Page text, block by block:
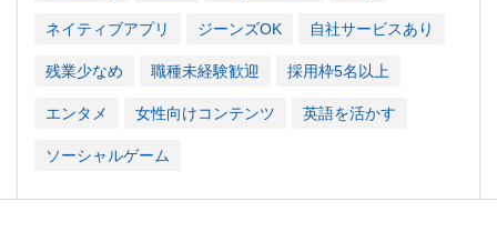
ネイティブアプリ ジーンズOK 自社サービスあり
残業少なめ 職種未経験歓迎 採用枠5名以上
エンタメ 女性向けコンテンツ 英語を活かす
ソーシャルゲーム